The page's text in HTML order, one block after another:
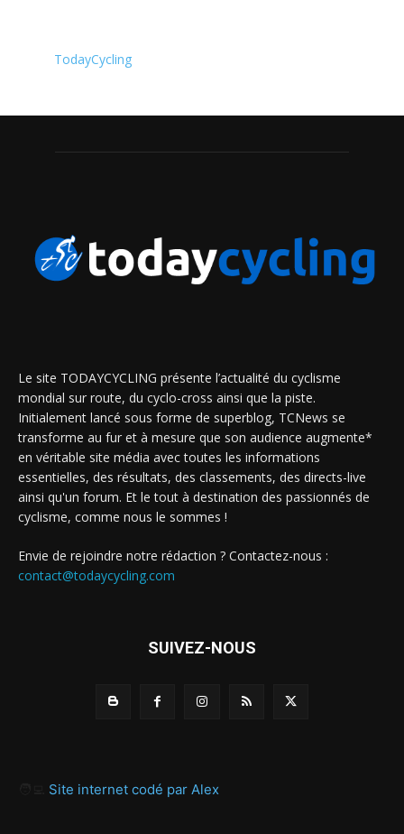
TodayCycling
Le site TODAYCYCLING présente l’actualité du cyclisme
mondial sur route, du cyclo-cross ainsi que la piste.
Initialement lancé sous forme de superblog, TCNews se
transforme au fur et à mesure que son audience augmente*
en véritable site média avec toutes les informations
essentielles, des résultats, des classements, des directs-live
ainsi qu'un forum. Et le tout à destination des passionnés de
cyclisme, comme nous le sommes !
Envie de rejoindre notre rédaction ? Contactez-nous :
contact@todaycycling.com
SUIVEZ-NOUS
Site internet codé par Alex